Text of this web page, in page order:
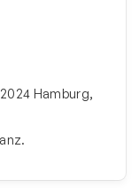
Hamburg,